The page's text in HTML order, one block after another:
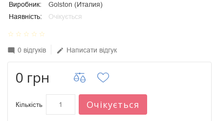
Виробник:
Golston (Италия)
Наявність:
Очікується
star_border star_border star_border star_border star_border
mode_comment 0 відгуків edit Написати відгук
0 грн
Кількість Очікується